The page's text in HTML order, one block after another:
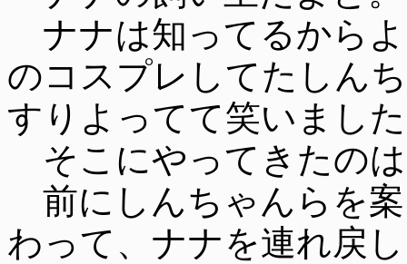
ナナは知ってるから
のコスプレしてたしん
すりよってて笑いまし
そこにやってきたの
前にしんちゃんらを
わって、ナナを連れ戻